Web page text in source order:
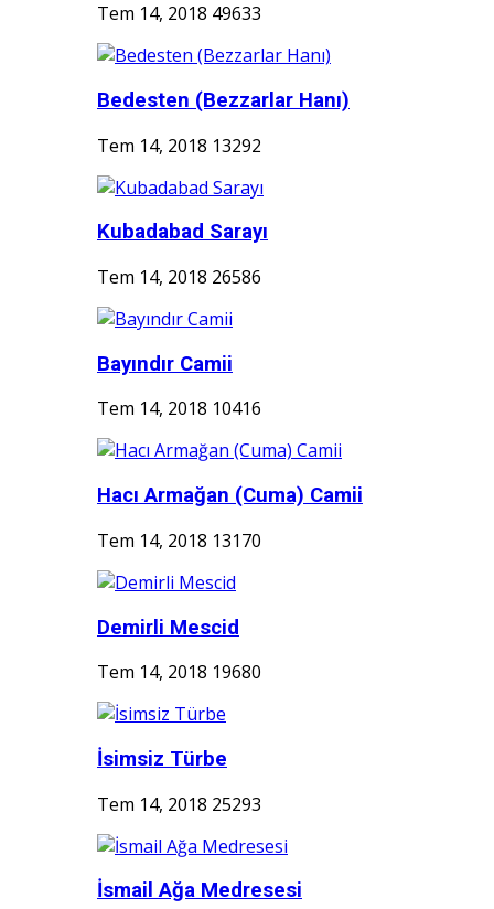
Tem 14, 2018 49633
Bedesten (Bezzarlar Hanı)
Tem 14, 2018 13292
Kubadabad Sarayı
Tem 14, 2018 26586
Bayındır Camii
Tem 14, 2018 10416
Hacı Armağan (Cuma) Camii
Tem 14, 2018 13170
Demirli Mescid
Tem 14, 2018 19680
İsimsiz Türbe
Tem 14, 2018 25293
İsmail Ağa Medresesi